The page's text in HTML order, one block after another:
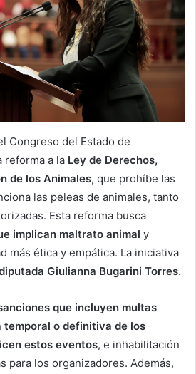
Congreso del Estado de
reforma a la Ley de Derechos,
de los Animales, que prohíbe las
las peleas de animales, tanto
Esta reforma busca
implican maltrato animal y
más ética y empática. La iniciativa
Giulianna Bugarini Torres.
que incluyen multas
temporal o definitiva de los
estos eventos, e inhabilitación
para los organizadores. Además,